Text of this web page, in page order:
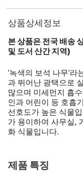
상품상세정보
본 상품은 전국 배송
및 도서 산간 지역)
'녹색의 보석 나무'라
과 뛰어난 광택으로
많으며 미세먼지 흡
인과 어린이 등 호흡
선호도가 높은 식물
가 용이하여 사무실,
화 식물입니다.
제품 특징